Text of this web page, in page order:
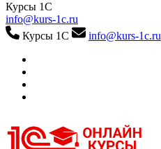
Курсы 1С
info@kurs-1c.ru
Курсы 1С
info@kurs-1c.ru